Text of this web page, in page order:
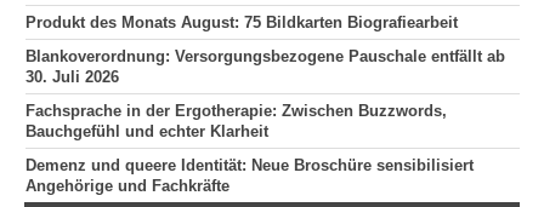
Produkt des Monats August: 75 Bildkarten Biografiearbeit
Blankoverordnung: Versorgungsbezogene Pauschale entfällt ab
30. Juli 2026
Fachsprache in der Ergotherapie: Zwischen Buzzwords,
Bauchgefühl und echter Klarheit
Demenz und queere Identität: Neue Broschüre sensibilisiert
Angehörige und Fachkräfte